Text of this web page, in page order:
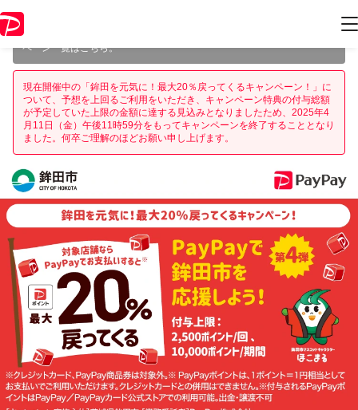
ジ内の情報はキャンペーン終了時点のものになります。
ペーン一覧はこちら。
現在開催中の「鉾田を元気に！最大20％戻ってくるキャンペーン！」に
ついて、予想を上回るご利用をいただき、キャンペーン特典の付与総額
が予定していた上限の金額に達する見込みとなりましたため、2025年4
月11日（金）午後11時59分をもってキャンペーンを終了することとなり
ました。何卒ご理解のほどお願い申し上げます。